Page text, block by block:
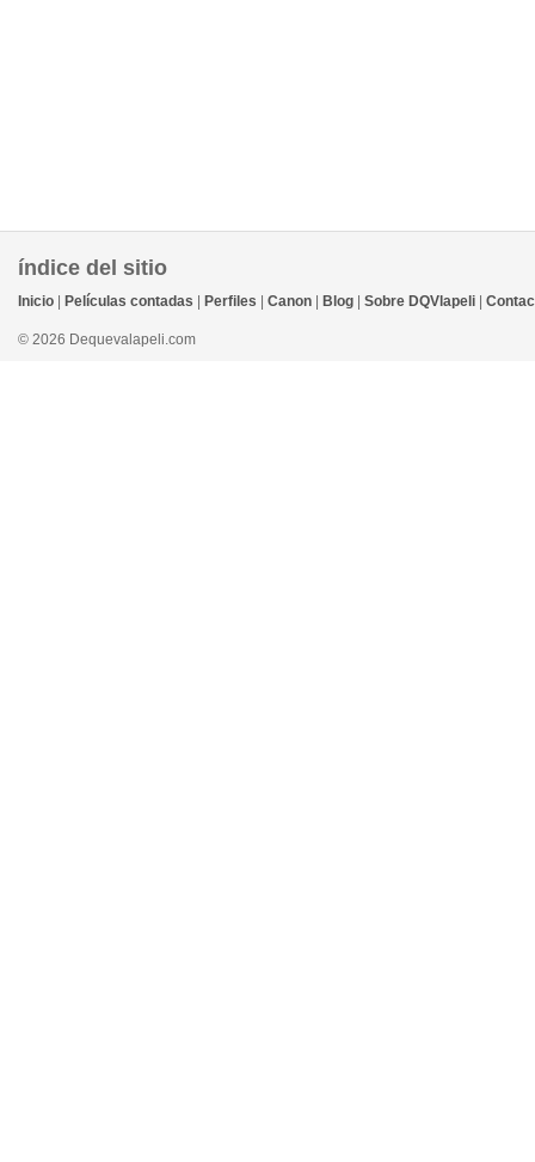
índice del sitio
Inicio Películas contadas Perfiles Canon Blog Sobre DQVlapeli
© 2026 Dequevalapeli.com